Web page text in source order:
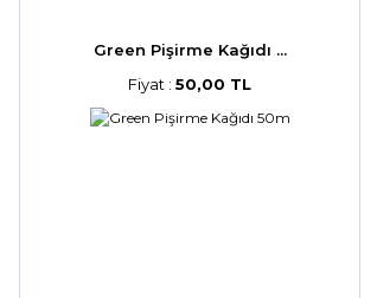
Green Pişirme Kağıdı ...
Fiyat : 50,00 TL